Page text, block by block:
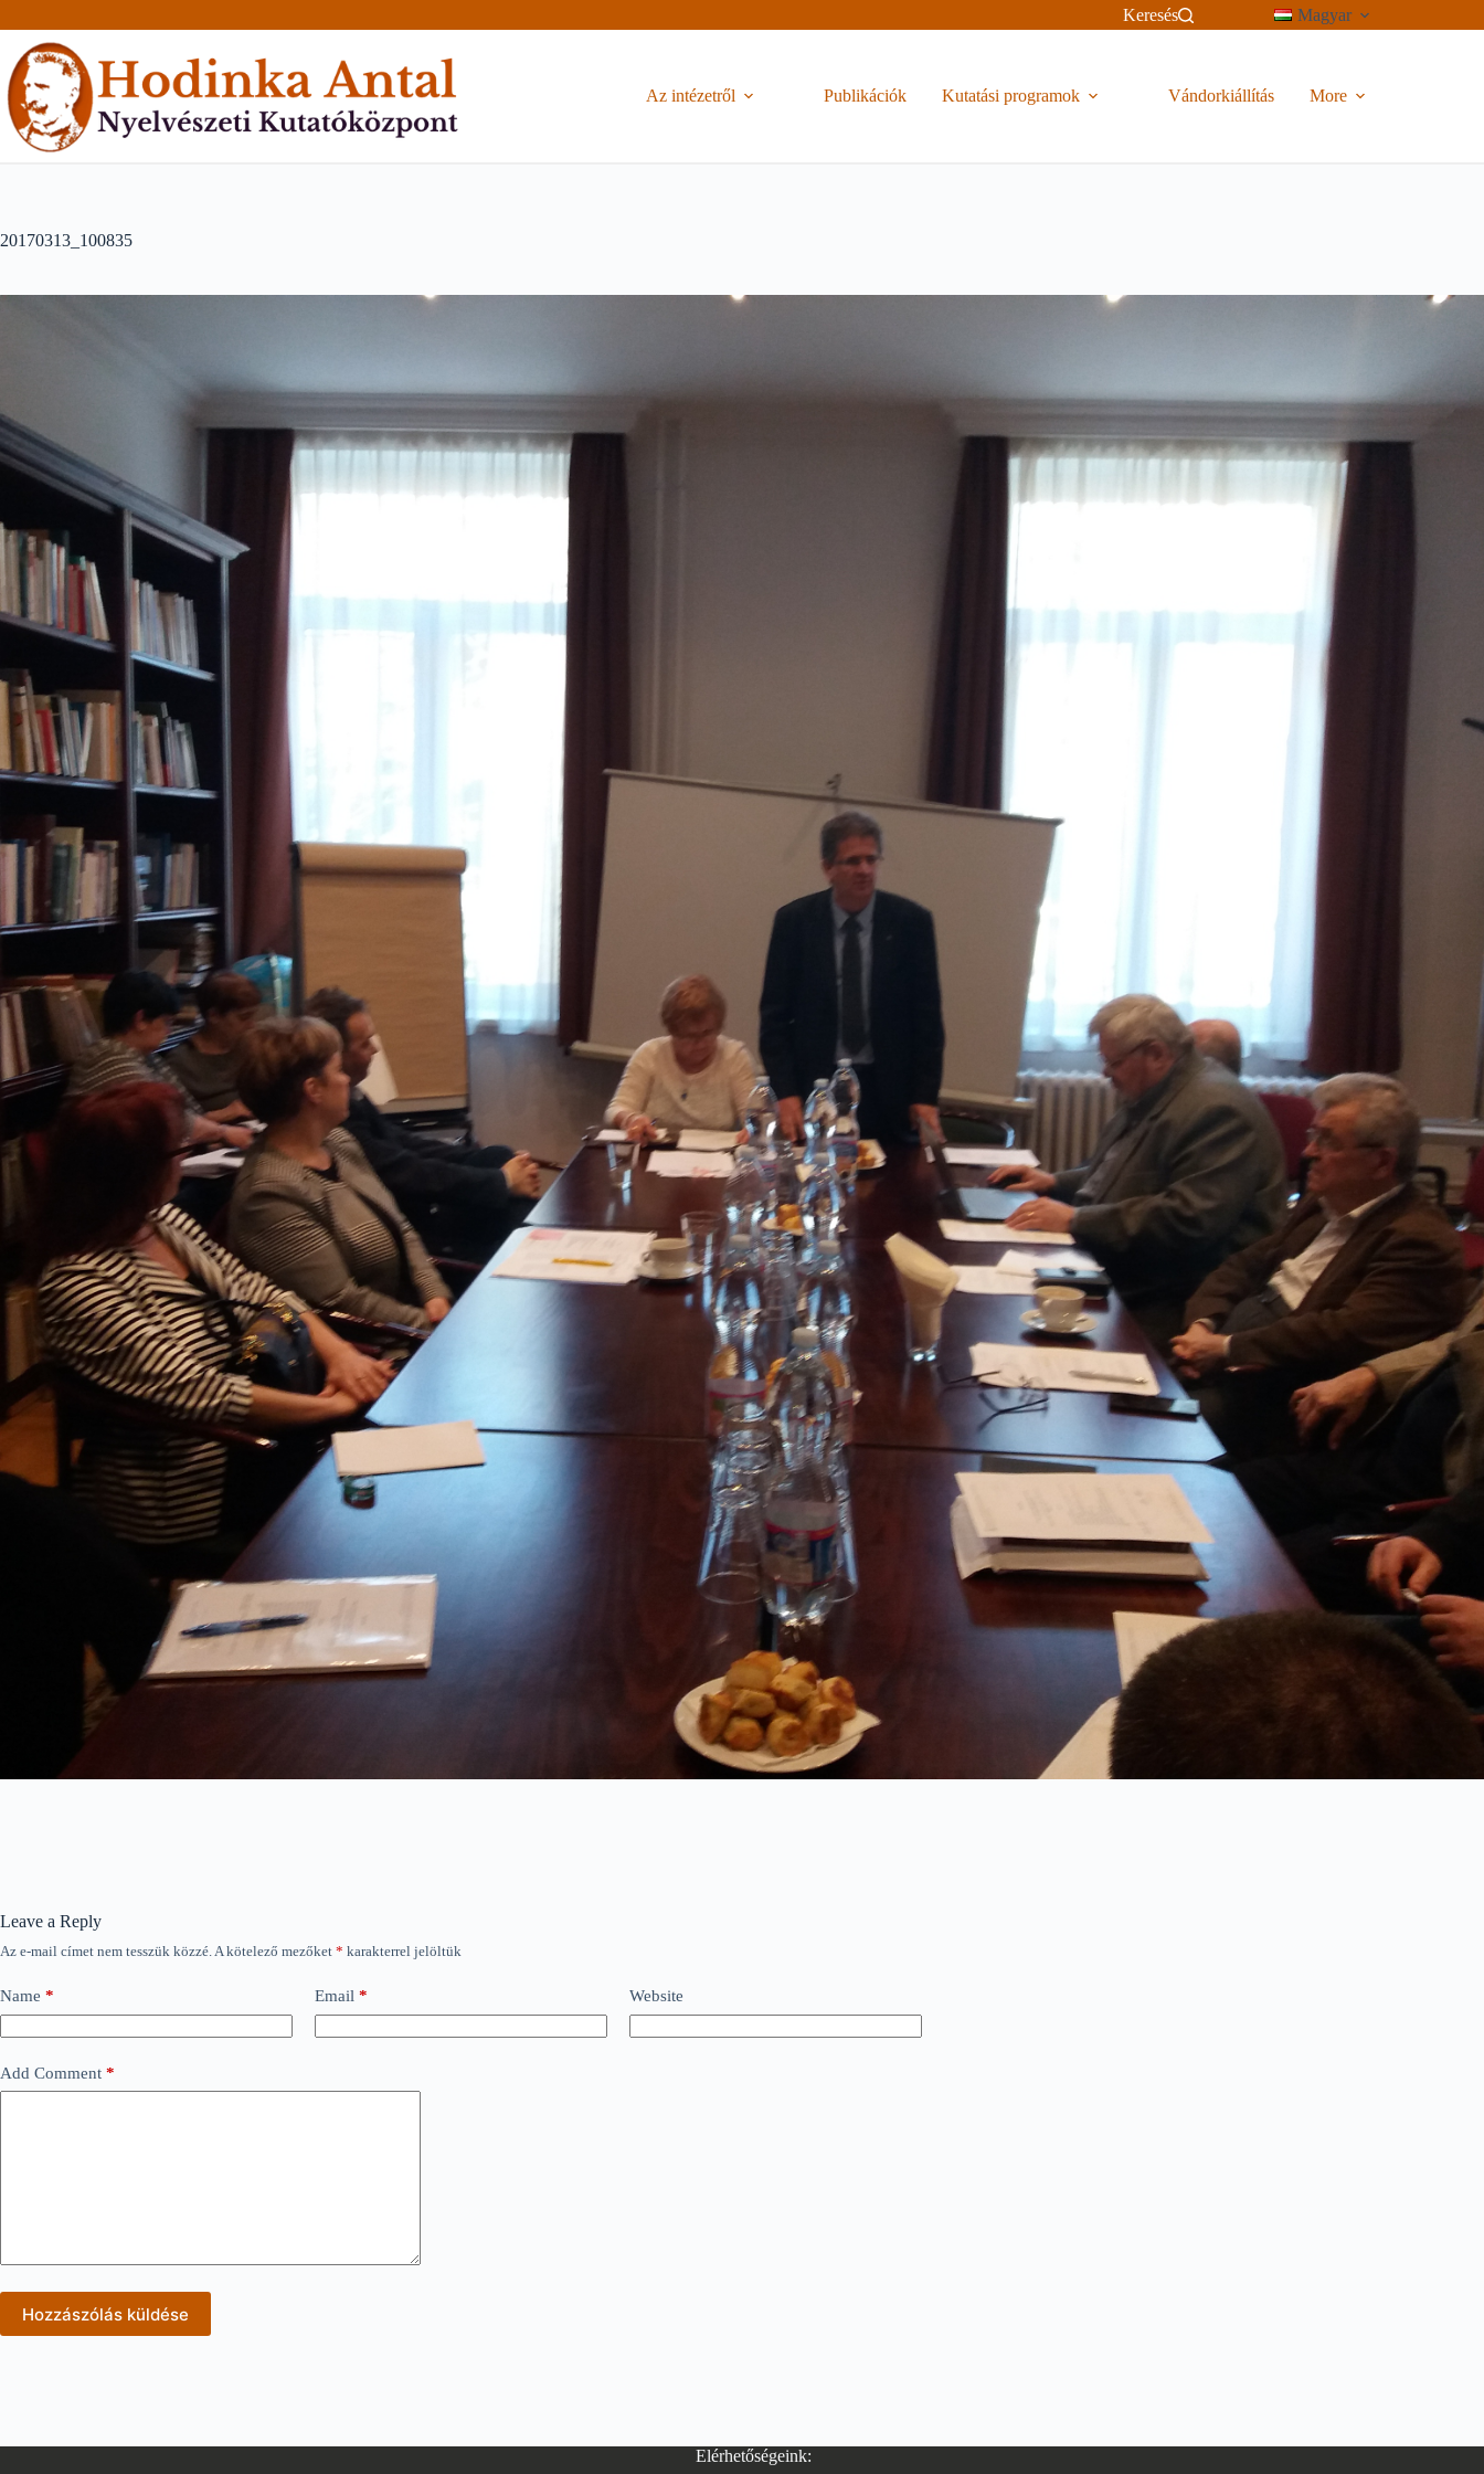
to
content
Keresés Magyar
Az intézetről Publikációk Kutatási programok Vándorkiállítás More
20170313_100835
Leave a Reply
Az e-mail címet nem tesszük közzé.A kötelező mezőket * karakterrel jelöltük
Name * Email * Website
Add Comment *
Hozzászólás küldése
Elérhetőségeink: